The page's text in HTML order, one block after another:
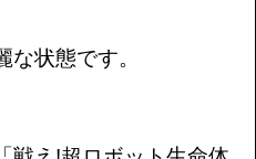
状態です。